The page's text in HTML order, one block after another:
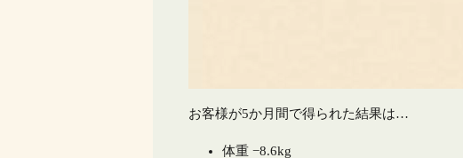
お客様が5か月間で得られた結果は…
体重 −8.6kg